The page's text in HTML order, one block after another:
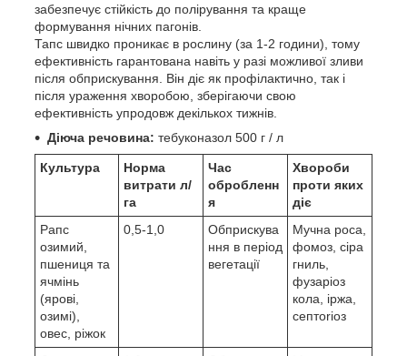
забезпечує стійкість до полірування та краще
формування нічних пагонів.
Тапс швидко проникає в рослину (за 1-2 години), тому
ефективність гарантована навіть у разі можливої зливи
після обприскування. Він діє як профілактично, так і
після ураження хворобою, зберігаючи свою
ефективність упродовж декількох тижнів.
Діюча речовина: тебуконазол 500 г / л
Культура
Норма
витрати л/
га
Час
обробленн
я
Хвороби
проти яких
діє
Рапс
озимий,
пшениця та
ячмінь
(ярові,
озимі),
овес, ріжок
0,5-1,0
Обприскува
ння в період
вегетації
Мучна роса,
фомоз, сіра
гниль,
фузаріоз
кола, іржа,
септоriоз